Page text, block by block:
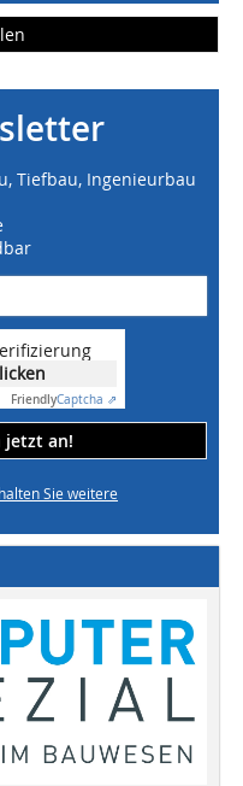
Tiefbau, Ingenieurbau
FriendlyCaptcha ⇗
jetzt an!
Sie weitere